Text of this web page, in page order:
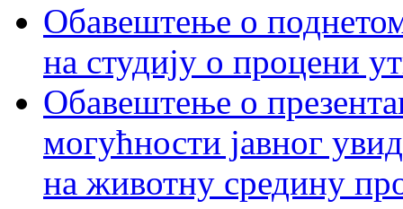
Обавештење о поднетом
на студију о процени
Обавештење о
могућности јавног
на животну средину